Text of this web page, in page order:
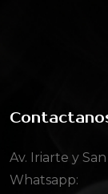
Av. Iriarte y
Whatsapp: